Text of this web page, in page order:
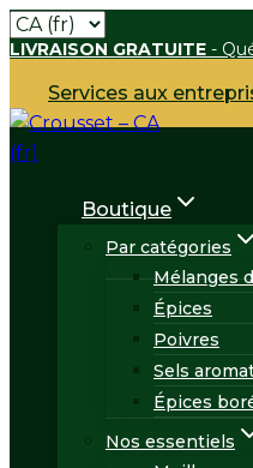
Skip
to
content
LIVRAISON GRATUITE -
75 $ et plus boutique en
Services aux
Boutique
Par catégories
Mélanges
Épices
Poivres
Sels
Épices
Nos essentiels